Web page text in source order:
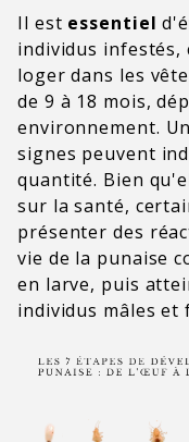
Il est essentiel
individus infestés,
loger dans les
de 9 à 18 mois,
environnement.
signes peuvent
quantité. Bien
sur la santé,
présenter des
vie de la punaise
en larve, puis
individus mâles et